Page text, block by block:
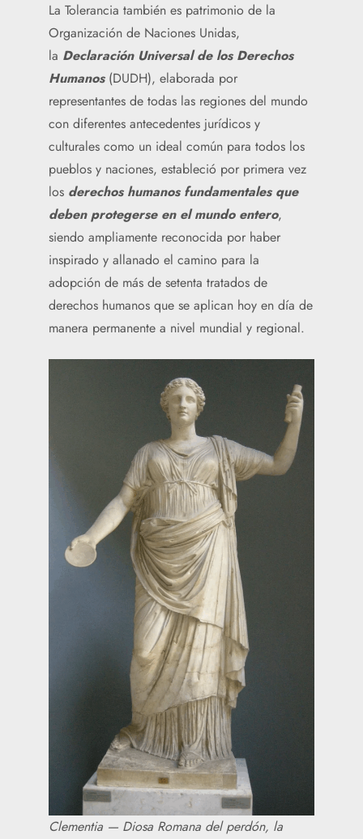
La Tolerancia también es patrimonio de la
Organización de Naciones Unidas,
la Declaración Universal de los Derechos
Humanos (DUDH), elaborada por
representantes de todas las regiones del mundo
con diferentes antecedentes jurídicos y
culturales como un ideal común para todos los
pueblos y naciones, estableció por primera vez
los derechos humanos fundamentales que
deben protegerse en el mundo entero,
siendo ampliamente reconocida por haber
inspirado y allanado el camino para la
adopción de más de setenta tratados de
derechos humanos que se aplican hoy en día de
manera permanente a nivel mundial y regional.
Clementia — Diosa Romana del perdón, la